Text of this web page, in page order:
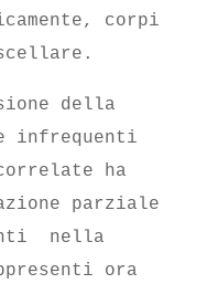
corpi
della
infrequenti
ha
parziale
nella
ora